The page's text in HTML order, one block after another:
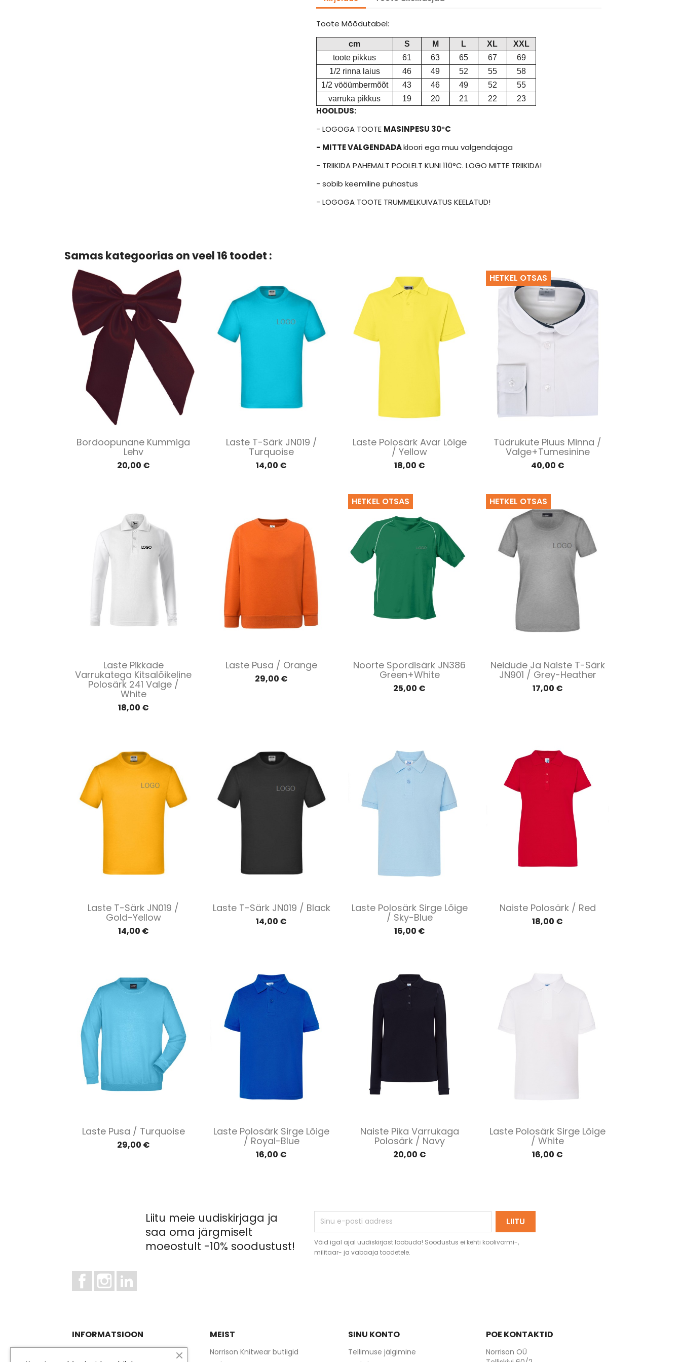
Toote Mõõdutabel:
cm S M L XL
XXL
toote pikkus
61 63 65 67
69
1/2 rinna laius
46 49 52 55
58
1/2 vööümbermõõt
43 46 49 52
55
varruka pikkus
19 20 21 22 23
HOOLDUS:
- LOGOGA TOOTE MASINPESU 30°C
- MITTE VALGENDADAkloori ega muu valgendajaga
- TRIIKIDA PAHEMALT POOLELT KUNI 110°C. LOGO MITTE TRIIKIDA!
- sobib keemiline puhastus
- LOGOGA TOOTE TRUMMELKUIVATUS KEELATUD!
Samas kategoorias on veel 16 toodet :
Kiirvaade
Bordoopunane Kummiga
Lehv
20,00 €
Kiirvaade
Laste T-Särk JN019 /
Turquoise
14,00 €
Kiirvaade
Laste Polosärk Avar Lõige
/ Yellow
18,00 €
Kiirvaade
Tüdrukute Pluus Minna /
Valge+tumesinine
40,00 €
HETKEL OTSAS
Kiirvaade
Laste Pikkade
Varrukatega Kitsalõikeline
Polosärk 241 Valge /
White
18,00 €
Kiirvaade
Laste Pusa / Orange
29,00 €
Kiirvaade
Noorte Spordisärk JN386
Green+white
25,00 €
HETKEL OTSAS
Kiirvaade
Neidude Ja Naiste T-Särk
JN901 / Grey-Heather
17,00 €
HETKEL OTSAS
Kiirvaade
Laste T-Särk JN019 /
Gold-Yellow
14,00 €
Kiirvaade
Laste T-Särk JN019 / Black
14,00 €
Kiirvaade
Laste Polosärk Sirge Lõige
/ Sky-Blue
16,00 €
Kiirvaade
Naiste Polosärk / Red
18,00 €
Kiirvaade
Laste Pusa / Turquoise
29,00 €
Kiirvaade
Laste Polosärk Sirge Lõige
/ Royal-Blue
16,00 €
Kiirvaade
Naiste Pika Varrukaga
Polosärk / Navy
20,00 €
Kiirvaade
Laste Polosärk Sirge Lõige
/ White
16,00 €
Liitu meie uudiskirjaga ja
saa oma järgmiselt
moeostult -10% soodustust!
Võid igal ajal uudiskirjast loobuda! Soodustus ei kehti koolivormi-,
militaar- ja vabaaja toodetele.
INFORMATSIOON MEIST
Norrison Knitwear butiigid
SINU KONTO
Tellimuse jälgimine
POE KONTAKTID
Norrison OÜ